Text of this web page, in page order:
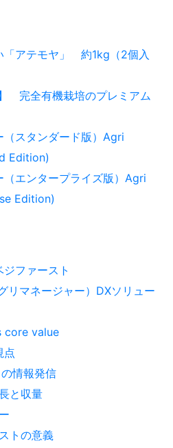
「アテモヤ」 約1kg（2個入
完全有機栽培のプレミアム
（スタンダード版）Agri
Edition)
（エンタープライズ版）Agri
Edition)
ジファースト
リマネージャー）DXソリュー
core value
点
情報発信
と収量
トの意義